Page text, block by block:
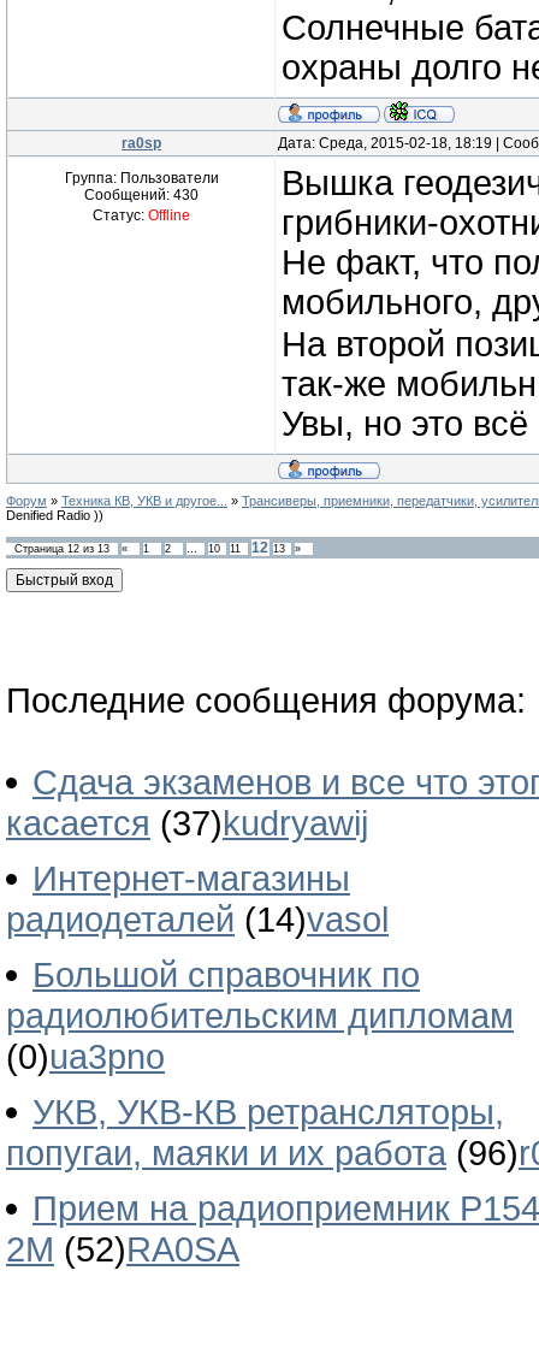
Солнечные
охраны долго
ra0sp Дата: Среда, 2015-02-18, 18:19 |
Группа: Пользователи
Сообщений: 430
Статус: Offline
Вышка
грибники-
Не факт, что
мобильного,
На второй
так-же
Увы, но это
Форум » Техника КВ, УКВ и другое... » Трансиверы, приемники, передатчики,
Denified Radio ))
Страница 12 из 13 « 1 2 … 10 11 12 13 »
Последние сообщения форума:
Сдача экзаменов и все что
касается (37)kudryawij
Интернет-магазины
радиодеталей (14)vasol
Большой справочник по
радиолюбительским дипломам
(0)ua3pno
УКВ, УКВ-КВ ретрансляторы,
попугаи, маяки и их работа (96)
Прием на радиоприемник
2М (52)RA0SA